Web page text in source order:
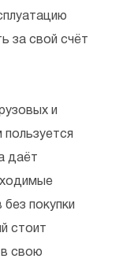
за свой счёт
и
даёт
покупки
стоит
в свою